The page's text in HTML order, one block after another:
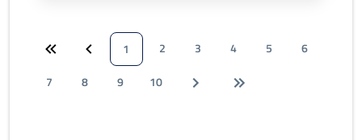
1 2 3 4 5
6
7
8 9 10